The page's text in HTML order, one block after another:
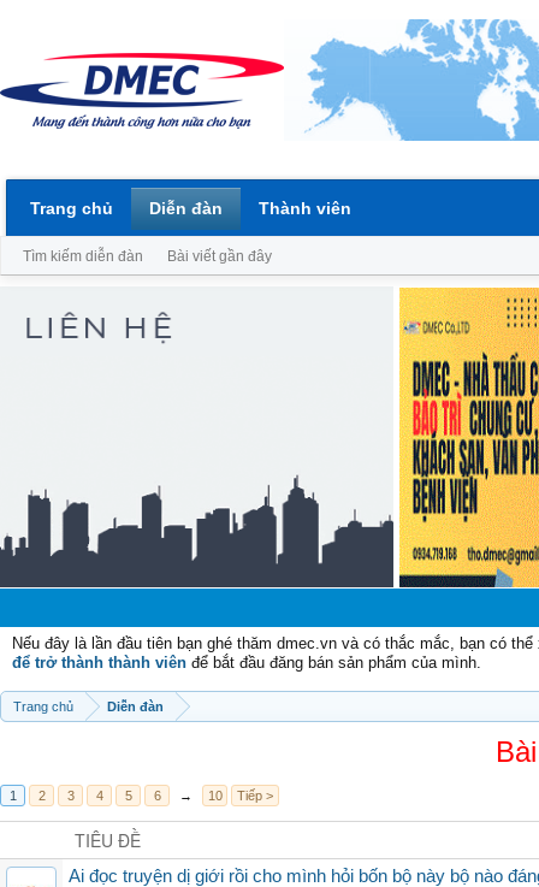
Nếu đây là lần đầu tiên bạn ghé thăm dmec.vn và có thắc mắc, bạn có
để trở thành thành viên để bắt đầu đăng bán sản phẩm của mình.
Trang chủ Diễn đàn
1 2 3 4 5 6 → 10 Tiếp >
TIÊU ĐỀ
Ai đọc truyện dị giới rồi cho mình hỏi bốn bộ này bộ nào
Trang chủ Diễn đàn
Tìm kiếm diễn đàn Bài viết gần đây
Thành viên